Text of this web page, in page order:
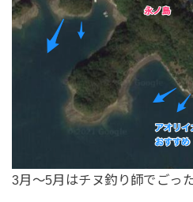
3月〜5月はチヌ釣り師でごっ